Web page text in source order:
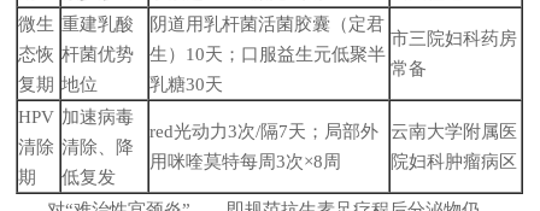
微生
态恢
复期
重建乳酸
杆菌优势
地位
阴道用乳杆菌活菌胶囊（定君
生）10天；口服益生元低聚半
乳糖30天
市三院妇科药房
常备
HPV
清除
期
加速病毒
清除、降
低复发
red光动力3次/隔7天；局部外
用咪喹莫特每周3次×8周
云南大学附属医
院妇科肿瘤病区